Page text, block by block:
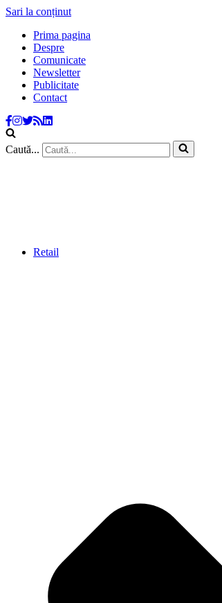
Sari la conținut
Prima pagina
Despre
Comunicate
Newsletter
Publicitate
Contact
Caută...
Retail